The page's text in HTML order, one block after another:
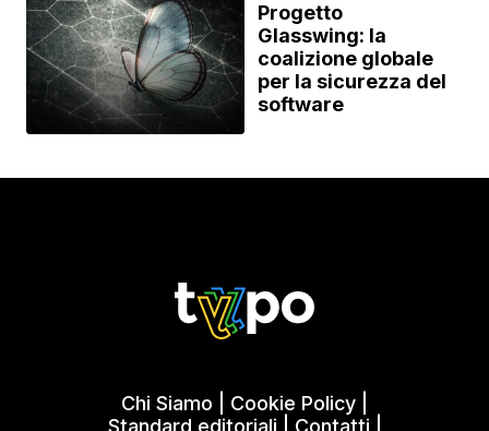
Progetto
Glasswing: la
coalizione globale
per la sicurezza del
software
Chi Siamo Cookie Policy
Standard editoriali
Contatti